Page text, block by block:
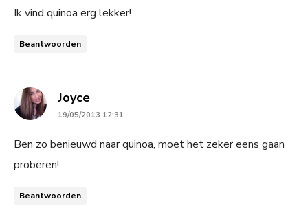
Ik vind quinoa erg lekker!
Beantwoorden
Joycesays:
19/05/2013 12:31
Ben zo benieuwd naar quinoa, moet het zeker eens gaan
proberen!
Beantwoorden